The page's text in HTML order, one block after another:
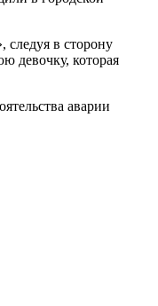
следуя в сторону
девочку, которая
аварии